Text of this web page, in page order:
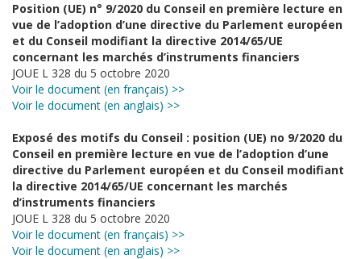
Position (UE) n° 9/2020 du Conseil en première lecture en
vue de l’adoption d’une directive du Parlement européen
et du Conseil modifiant la directive 2014/65/UE
concernant les marchés d’instruments financiers
JOUE L 328 du 5 octobre 2020
Voir le document (en français) >>
Voir le document (en anglais) >>
Exposé des motifs du Conseil : position (UE) no 9/2020 du
Conseil en première lecture en vue de l’adoption d’une
directive du Parlement européen et du Conseil modifiant
la directive 2014/65/UE concernant les marchés
d’instruments financiers
JOUE L 328 du 5 octobre 2020
Voir le document (en français) >>
Voir le document (en anglais) >>